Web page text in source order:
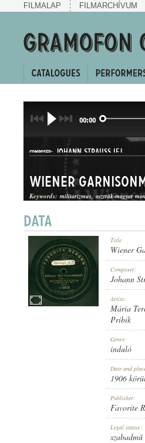
FILMALAP FILMARCHÍVUM
00:00
COMPOSER: JOHANN STRAUSS IFJ.
INDULÓ
FAVORITE RECORD
Wiener
Keywords: militarizmus osztrák-magyar
Title
Wiener
Composer:
Johann
Artist:
Mária
Pribik
Genre:
induló
Date and
1906
Publisher:
Favorite
Legal status:
szabadmű